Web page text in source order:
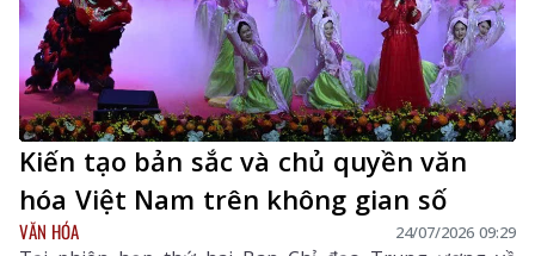
Kiến tạo bản sắc và chủ quyền văn
hóa Việt Nam trên không gian số
VĂN HÓA 24/07/2026 09:29